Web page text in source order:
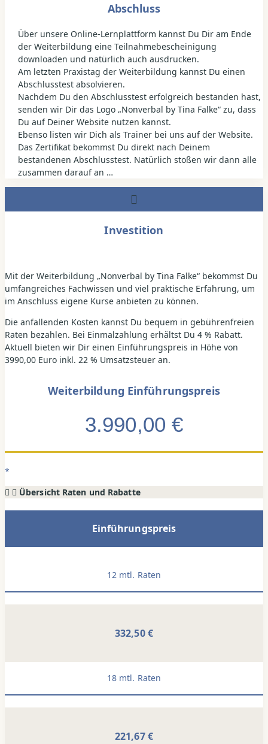
Abschluss
Über unsere Online-Lernplattform kannst Du Dir am Ende
der Weiterbildung eine Teilnahmebescheinigung
downloaden und natürlich auch ausdrucken.
Am letzten Praxistag der Weiterbildung kannst Du einen
Abschlusstest absolvieren.
Nachdem Du den Abschlusstest erfolgreich bestanden hast,
senden wir Dir das Logo „Nonverbal by Tina Falke“ zu, dass
Du auf Deiner Website nutzen kannst.
Ebenso listen wir Dich als Trainer bei uns auf der Website.
Das Zertifikat bekommst Du direkt nach Deinem
bestandenen Abschlusstest. Natürlich stoßen wir dann alle
zusammen darauf an …
Investition
Mit der Weiterbildung „Nonverbal by Tina Falke“ bekommst Du
umfangreiches Fachwissen und viel praktische Erfahrung, um
im Anschluss eigene Kurse anbieten zu können.
Die anfallenden Kosten kannst Du bequem in gebührenfreien
Raten bezahlen. Bei Einmalzahlung erhältst Du 4 % Rabatt.
Aktuell bieten wir Dir einen Einführungspreis in Höhe von
3990,00 Euro inkl. 22 % Umsatzsteuer an.
Weiterbildung Einführungspreis
3.990,00 €
*
Übersicht Raten und Rabatte
Einführungspreis
12 mtl. Raten
332,50 €
18 mtl. Raten
221,67 €